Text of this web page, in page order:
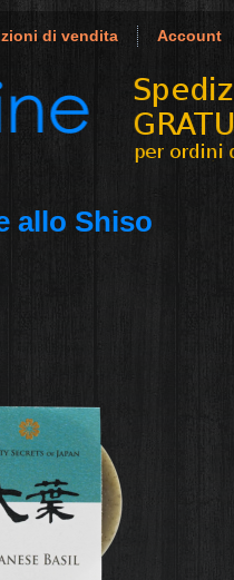
di vendita Account
allo Shiso